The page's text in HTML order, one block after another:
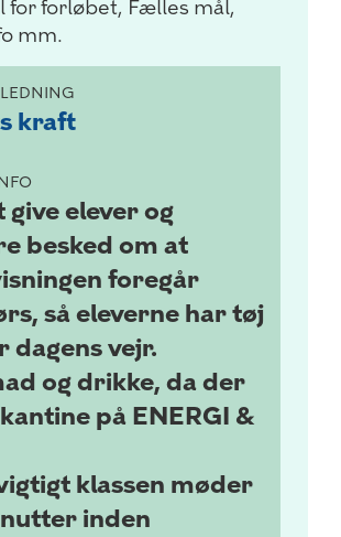
for forløbet, Fælles mål,
mm.
kraft
give elever og
besked om at
foregår
så eleverne har tøj
dagens vejr.
og drikke, da der
på ENERGI &
klassen møder
inden